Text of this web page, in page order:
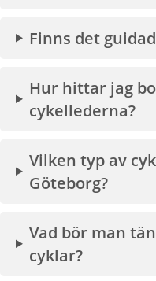
Finns det
Hur hittar jag
cykellederna?
Vilken typ av
Göteborg?
Vad bör man
cyklar?